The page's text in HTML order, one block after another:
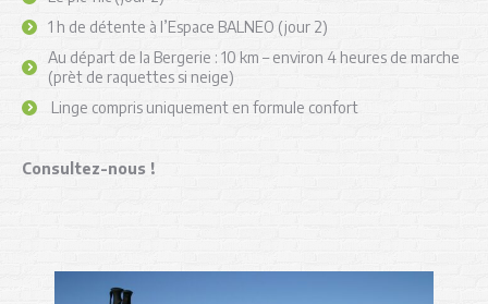
1 h de détente à l’Espace BALNEO (jour 2)
Au départ de la Bergerie : 10 km – environ 4 heures de marche
(prèt de raquettes si neige)
Linge compris uniquement en formule confort
Consultez-nous !